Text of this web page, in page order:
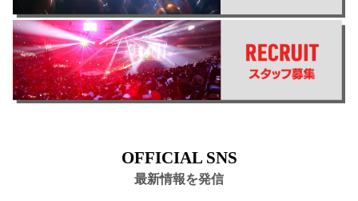
OFFICIAL SNS
最新情報を発信